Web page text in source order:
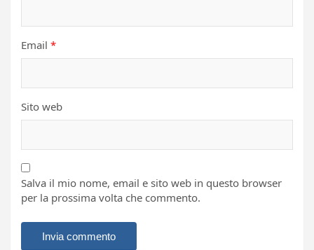
Email *
Sito web
Salva il mio nome, email e sito web in questo browser
per la prossima volta che commento.